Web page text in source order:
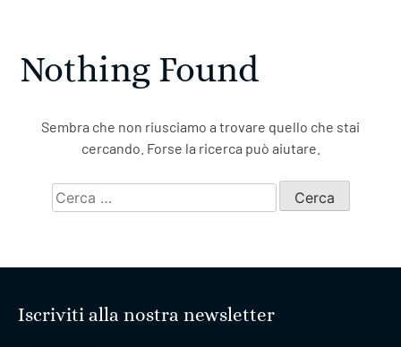
Nothing Found ​
Sembra che non riusciamo a trovare quello che stai
cercando. Forse la ricerca può aiutare.
Ricerca
per:
Iscriviti alla nostra newsletter